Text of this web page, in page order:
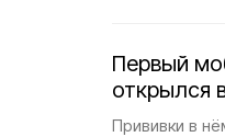
Первый
открылся
Прививки в